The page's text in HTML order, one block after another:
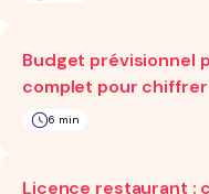
Budget prévisionnel
complet pour
6 min
Licence restaurant :